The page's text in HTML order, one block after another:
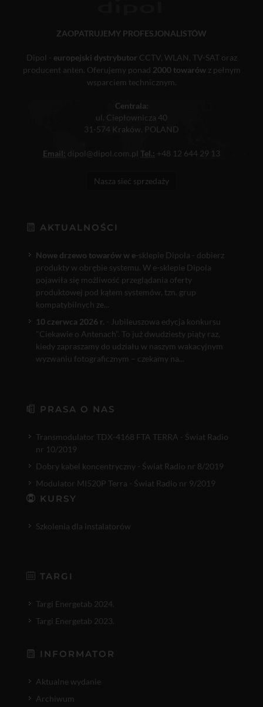
ZAOPATRUJEMY PROFESJONALISTÓW
Dipol - europejski dystrybutor CCTV, WLAN, TV-SAT oraz
producent anten. Oferujemy ponad 2000 towarówz pełnym
wsparciem technicznym.
Centrala:
ul. Ciepłownicza 40
31-574 Kraków, POLAND
Email: dipol@dipol.com.pl Tel.: +48 12 644 29 13
Nasza sieć sprzedaży
AKTUALNOŚCI
Nowe drzewo towarów w e-sklepie Dipola - dobierz
produkty w obrębie systemu. W e-sklepie Dipola
pojawiła się możliwość przeglądania oferty
produktowej pod kątem systemów, tzn. grup
kompatybilnych ze...
10 czerwca 2026 r. - Jubileuszowa edycja konkursu
"Ciekawie o Antenach". To już dwudziesty piąty raz,
kiedy zapraszamy do udziału w naszym wakacyjnym
wyzwaniu fotograficznym – czekamy na...
PRASA O NAS
Transmodulator TDX-4168 FTA TERRA - Świat Radio
nr 10/2019
Dobry kabel koncentryczny - Świat Radio nr 8/2019
Modulator MI520P Terra - Świat Radio nr 9/2019
KURSY
Szkolenia dla instalatorów
TARGI
Targi Energetab 2024.
Targi Energetab 2023.
INFORMATOR
Aktualne wydanie
Archiwum